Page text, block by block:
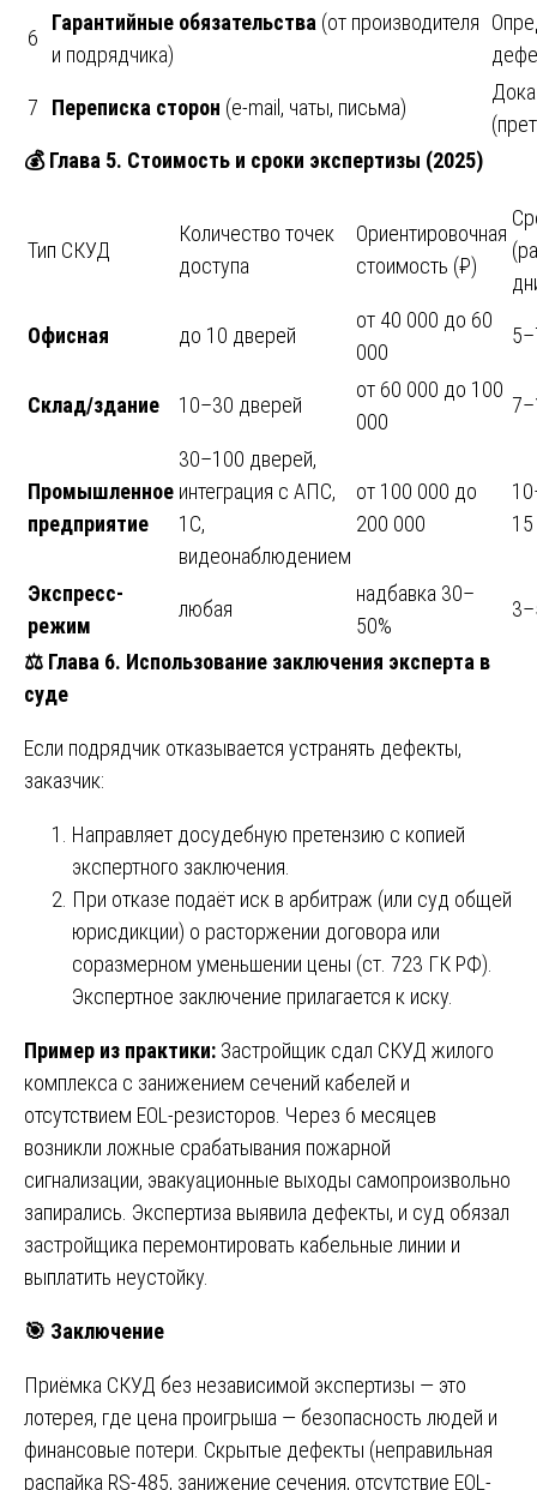
6
Гарантийные обязательства (от производителя
и подрядчика)
7 Переписка сторон (e-mail, чаты, письма)
💰Глава 5. Стоимость и сроки экспертизы (2025)
Тип СКУД
Количество точек
доступа
Ориентировочная
стоимость (₽)
Офисная до 10 дверей
от 40 000 до 60
000
Склад/здание 10–30 дверей
от 60 000 до 100
000
Промышленное
предприятие
30–100 дверей,
интеграция с АПС,
1С,
видеонаблюдением
от 100 000 до
200 000
15
Экспресс-
режим
любая
надбавка 30–
50%
⚖️ Глава 6. Использование заключения эксперта в
суде
Если подрядчик отказывается устранять дефекты,
заказчик:
Направляет досудебную претензию с копией
экспертного заключения.
При отказе подаёт иск в арбитраж (или суд общей
юрисдикции) о расторжении договора или
соразмерном уменьшении цены (ст. 723 ГК РФ).
Экспертное заключение прилагается к иску.
Пример из практики: Застройщик сдал СКУД жилого
комплекса с занижением сечений кабелей и
отсутствием EOL-резисторов. Через 6 месяцев
возникли ложные срабатывания пожарной
сигнализации, эвакуационные выходы самопроизвольно
запирались. Экспертиза выявила дефекты, и суд обязал
застройщика перемонтировать кабельные линии и
выплатить неустойку.
🎯 Заключение
Приёмка СКУД без независимой экспертизы — это
лотерея, где цена проигрыша — безопасность людей и
финансовые потери. Скрытые дефекты (неправильная
распайка RS-485, занижение сечения, отсутствие EOL-